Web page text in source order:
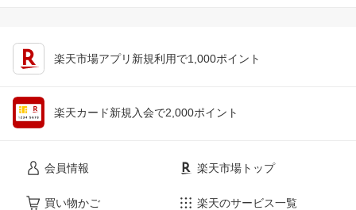
楽天市場アプリ新規利用で1,000ポイント
楽天カード新規入会で2,000ポイント
会員情報
買い物かご
楽天市場トップ
楽天のサービス一覧